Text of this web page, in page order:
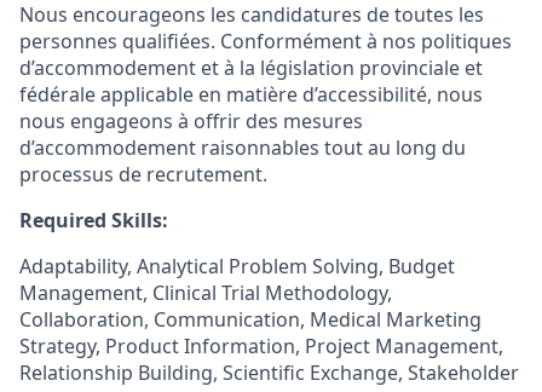
Nous encourageons les candidatures de toutes les
personnes qualifiées. Conformément à nos politiques
d’accommodement et à la législation provinciale et
fédérale applicable en matière d’accessibilité, nous
nous engageons à offrir des mesures
d’accommodement raisonnables tout au long du
processus de recrutement.
Required Skills:
Adaptability, Analytical Problem Solving, Budget
Management, Clinical Trial Methodology,
Collaboration, Communication, Medical Marketing
Strategy, Product Information, Project Management,
Relationship Building, Scientific Exchange, Stakeholder